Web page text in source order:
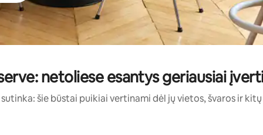
netoliese esantys geriausiai
šie būstai puikiai vertinami dėl jų vietos, švaros ir